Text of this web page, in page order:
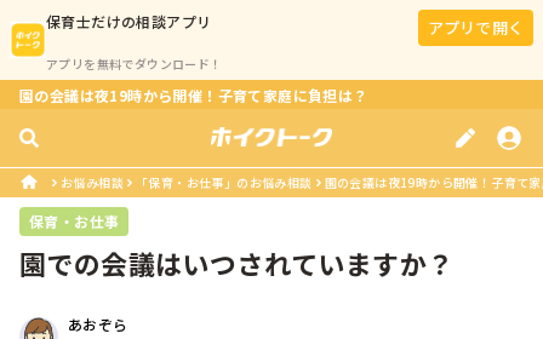
保育士だけの相談アプリ
アプリを無料でダウンロード！
アプリで開く
園の会議は夜19時から開催！子育て家庭に負担は？
お悩み相談 「保育・お仕事」のお悩み相談 園の会議は夜19時から開催！子育て
保育・お仕事
園での会議はいつされていますか？
あおぞら